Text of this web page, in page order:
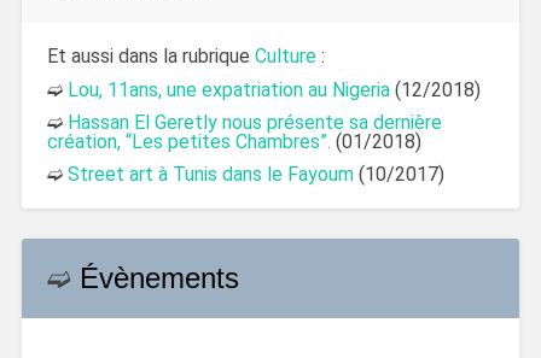
Et aussi dans la rubrique Culture:
➫ Lou, 11ans, une expatriation au Nigeria(12/2018)
➫ Hassan El Geretly nous présente sa dernière
création, “Les petites Chambres”. (01/2018)
➫ Street art à Tunis dans le Fayoum(10/2017)
➫ Évènements